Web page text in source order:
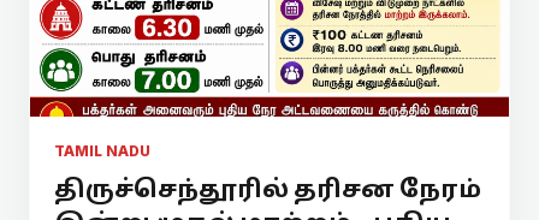
TAMIL NADU
திருச்செந்தூரில் தரிசன நேரம்